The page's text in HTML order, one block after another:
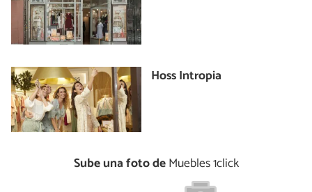
Hoss Intropia
Sube una foto deMuebles 1click